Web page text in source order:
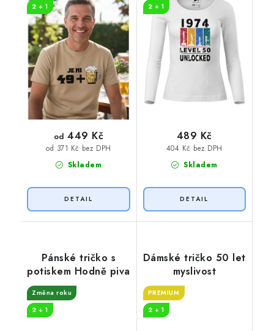
2 + 1
Skladem
od 371 Kč bez DPH
od 449 Kč
2 + 1
Skladem
404 Kč bez DPH
489 Kč
Pánské tričko s
potiskem Hodně piva
Změna roku
2 + 1
Dámské tričko 50 let
myslivost
PREMIUM
2 + 1